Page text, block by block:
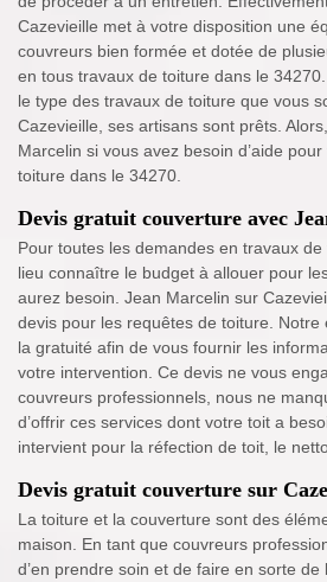
Cazevieille met à votre disposition une
couvreurs bien formée et dotée de
en tous travaux de toiture dans le
le type des travaux de toiture que vous
Cazevieille, ses artisans sont prêts.
Marcelin si vous avez besoin d’aide
toiture dans le 34270.
Devis gratuit couverture avec
Pour toutes les demandes en travaux
lieu connaître le budget à allouer pour
aurez besoin. Jean Marcelin sur
devis pour les requêtes de toiture. Notre
la gratuité afin de vous fournir les
votre intervention. Ce devis ne vous
couvreurs professionnels, nous ne
d’offrir ces services dont votre toit a
intervient pour la réfection de toit, le
Devis gratuit couverture sur
La toiture et la couverture sont des
maison. En tant que couvreurs
d’en prendre soin et de faire en sorte